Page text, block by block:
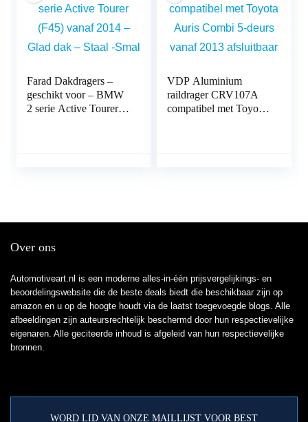
Farad Dakdragers –
geschikt voor – BMW
2 serie Active Tourer
VDP Aluminium
raildrager CRV107A
compatibel met Toyota
Over ons
Automotiveart.nl is een moderne alles-in-één prijsvergelijkings- en
beoordelingswebsite die de beste deals biedt die beschikbaar zijn op
amazon en u op de hoogte houdt via de laatst toegevoegde blogs. Alle
afbeeldingen zijn auteursrechtelijk beschermd door hun respectievelijke
eigenaren. Alle geciteerde inhoud is afgeleid van hun respectievelijke
bronnen.
WORD LID VAN ONZE MAILLIJST VOOR BEST